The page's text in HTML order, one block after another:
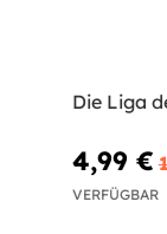
Die Liga
4,99 €
VERFÜGBAR